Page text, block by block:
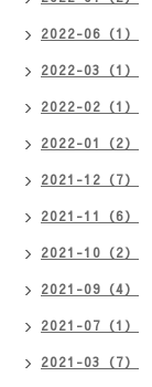
2022-06（1）
2022-03（1）
2022-02（1）
2022-01（2）
2021-12（7）
2021-11（6）
2021-10（2）
2021-09（4）
2021-07（1）
2021-03（7）